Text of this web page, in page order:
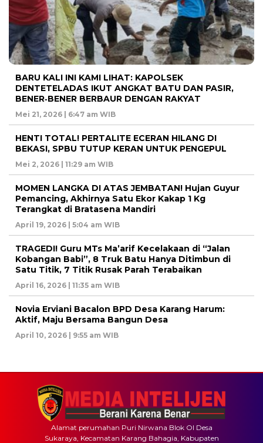
BARU KALI INI KAMI LIHAT: KAPOLSEK
DENTETELADAS IKUT ANGKAT BATU DAN PASIR,
BENER‑BENER BERBAUR DENGAN RAKYAT
Mei 21, 2026 | 6:47 am WIB
HENTI TOTAL! PERTALITE ECERAN HILANG DI
BEKASI, SPBU TUTUP KERAN UNTUK PENGEPUL
Mei 2, 2026 | 11:29 am WIB
MOMEN LANGKA DI ATAS JEMBATAN! Hujan Guyur
Pemancing, Akhirnya Satu Ekor Kakap 1 Kg
Terangkat di Bratasena Mandiri
April 19, 2026 | 5:04 am WIB
TRAGEDI! Guru MTs Ma’arif Kecelakaan di “Jalan
Kobangan Babi”, 8 Truk Batu Hanya Ditimbun di
Satu Titik, 7 Titik Rusak Parah Terabaikan
April 16, 2026 | 11:35 am WIB
Novia Erviani Bacalon BPD Desa Karang Harum:
Aktif, Maju Bersama Bangun Desa
April 10, 2026 | 9:55 am WIB
Alamat perumahan Puri Nirwana Blok OI Desa
Sukaraya, Kecamatan Karang Bahagia, Kabupaten